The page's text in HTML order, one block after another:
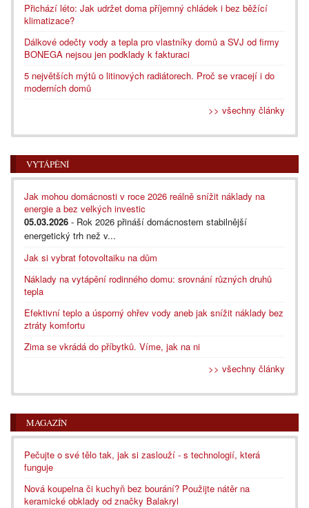
Přichází léto: Jak udržet doma příjemný chládek i bez běžící
klimatizace?
Dálkové odečty vody a tepla pro vlastníky domů a SVJ od firmy
BONEGA nejsou jen podklady k fakturaci
5 největších mýtů o litinových radiátorech. Proč se vracejí i do
moderních domů
>> všechny články
VYTÁPĚNÍ
Jak mohou domácnosti v roce 2026 reálně snížit náklady na
energie a bez velkých investic
05.03.2026 - Rok 2026 přináší domácnostem stabilnější
energetický trh než v...
Jak si vybrat fotovoltaiku na dům
Náklady na vytápění rodinného domu: srovnání různých druhů
tepla
Efektivní teplo a úsporný ohřev vody aneb jak snížit náklady bez
ztráty komfortu
Zima se vkrádá do příbytků. Víme, jak na ni
>> všechny články
MAGAZÍN
Pečujte o své tělo tak, jak si zaslouží - s technologií, která
funguje
Nová koupelna či kuchyň bez bourání? Použijte nátěr na
keramické obklady od značky Balakryl